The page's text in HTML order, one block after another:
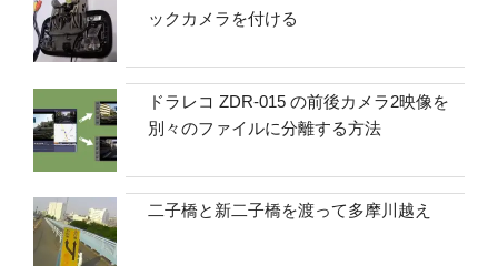
ックカメラを付ける
ドラレコ ZDR-015 の前後カメラ2映像を
別々のファイルに分離する方法
二子橋と新二子橋を渡って多摩川越え